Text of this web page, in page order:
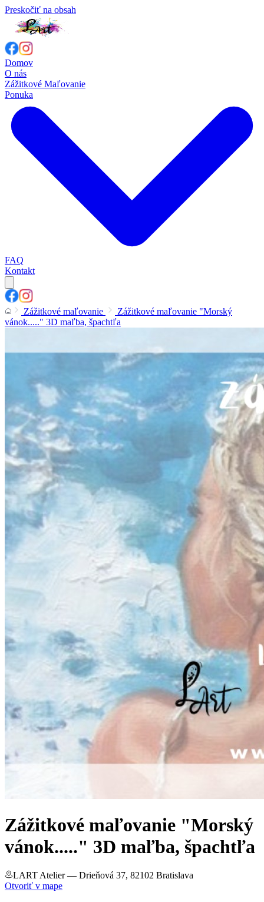
Preskočiť na obsah
Domov
O nás
Zážitkové Maľovanie
Ponuka
FAQ
Kontakt
Zážitkové maľovanie
Zážitkové maľovanie "Morský
vánok....." 3D maľba, špachtľa
Zážitkové maľovanie "Morský
vánok....." 3D maľba, špachtľa
LART Atelier— Drieňová 37, 82102 Bratislava
Otvoriť v mape